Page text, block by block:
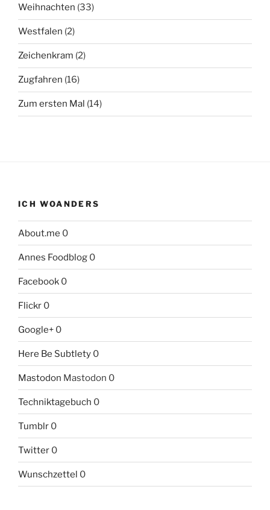
Weihnachten (33)
Westfalen (2)
Zeichenkram (2)
Zugfahren (16)
Zum ersten Mal (14)
ICH WOANDERS
About.me 0
Annes Foodblog 0
Facebook 0
Flickr 0
Google+ 0
Here Be Subtlety 0
Mastodon Mastodon 0
Techniktagebuch 0
Tumblr 0
Twitter 0
Wunschzettel 0